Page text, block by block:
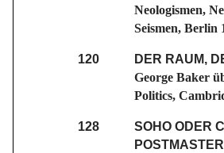
Neologismen,
Seismen, Berlin
120
DER RAUM,
George Baker
Politics,
128
SOHO ODER